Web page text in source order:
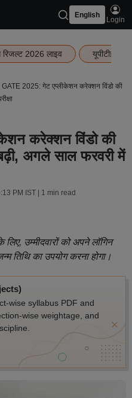
English
Login
रिजल्ट 2026 लाइव यूपीटीईटी
GATE 2025: गेट एप्लीकेशन करेक्शन विंडो की
करेक्शन विंडो की
अगले साल फरवरी में
PM IST| 1 min read
उम्मीदवारों को अपने लॉगिन
का उपयोग करना होगा।
wise syllabus PDF and
wise weightage, and